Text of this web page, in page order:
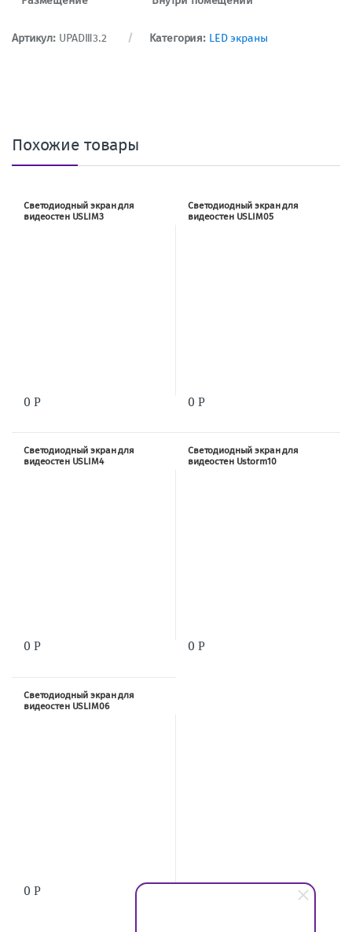
Артикул: UPADⅢ3.2 Категория: LED экраны
Похожие товары
Светодиодный экран для
видеостен USLIM3
0 Р
Светодиодный экран для
видеостен USLIM05
0 Р
Светодиодный экран для
видеостен USLIM4
0 Р
Светодиодный экран для
видеостен Ustorm10
0 Р
Светодиодный экран для
видеостен USLIM06
0 Р